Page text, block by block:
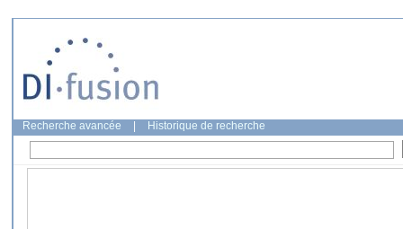
Recherche avancée Historique de recherche